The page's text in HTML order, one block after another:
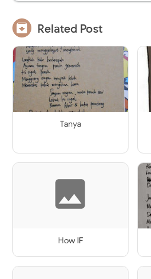
 Related Post
Tanya
How IF